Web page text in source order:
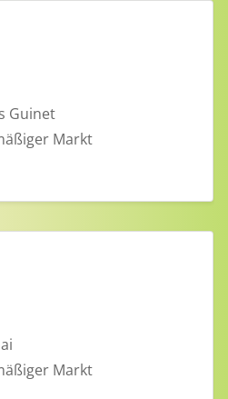
Guinet
Markt
Markt